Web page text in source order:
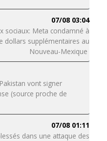
07/08 03:04
sociaux: Meta condamné à
dollars supplémentaires au
Nouveau-Mexique
vont signer
(source proche de
07/08 01:11
dans une attaque des